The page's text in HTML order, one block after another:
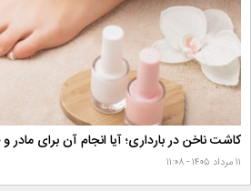
کاشت ناخن در بارداری؛ آیا انجام آن برای مادر
۱۱ مرداد ۱۴۰۵ - ۱۱:۰۸